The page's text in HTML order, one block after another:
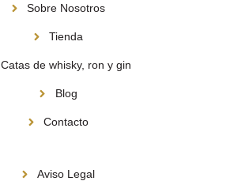
Sobre Nosotros
Tienda
Catas de whisky, ron y gin
Blog
Contacto
Aviso Legal